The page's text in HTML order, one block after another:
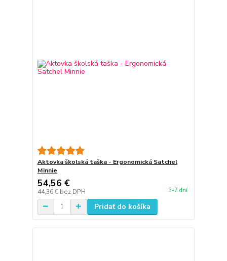
Aktovka školská taška - Ergonomická Satchel
Minnie
54,56 €
44,36 € bez DPH 3-7 dní
Pridať do košíka